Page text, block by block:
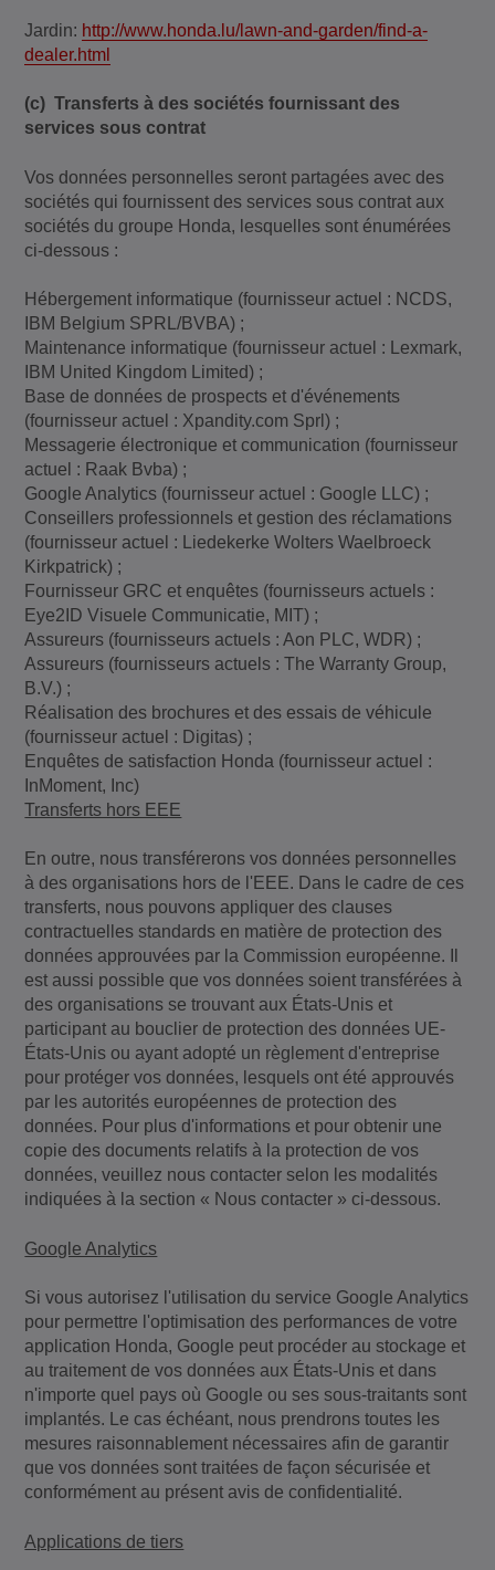
Jardin: http://www.honda.lu/lawn-and-garden/find-a-
dealer.html
(c) Transferts à des sociétés fournissant des
services sous contrat
Vos données personnelles seront partagées avec des
sociétés qui fournissent des services sous contrat aux
sociétés du groupe Honda, lesquelles sont énumérées
ci-dessous :
Hébergement informatique (fournisseur actuel : NCDS,
IBM Belgium SPRL/BVBA) ;
Maintenance informatique (fournisseur actuel : Lexmark,
IBM United Kingdom Limited) ;
Base de données de prospects et d'événements
(fournisseur actuel : Xpandity.com Sprl) ;
Messagerie électronique et communication (fournisseur
actuel : Raak Bvba) ;
Google Analytics (fournisseur actuel : Google LLC) ;
Conseillers professionnels et gestion des réclamations
(fournisseur actuel : Liedekerke Wolters Waelbroeck
Kirkpatrick) ;
Fournisseur GRC et enquêtes (fournisseurs actuels :
Eye2ID Visuele Communicatie, MIT) ;
Assureurs (fournisseurs actuels : Aon PLC, WDR) ;
Assureurs (fournisseurs actuels : The Warranty Group,
B.V.) ;
Réalisation des brochures et des essais de véhicule
(fournisseur actuel : Digitas) ;
Enquêtes de satisfaction Honda (fournisseur actuel :
InMoment, Inc)
Transferts hors EEE
En outre, nous transférerons vos données personnelles
à des organisations hors de l'EEE. Dans le cadre de ces
transferts, nous pouvons appliquer des clauses
contractuelles standards en matière de protection des
données approuvées par la Commission européenne. Il
est aussi possible que vos données soient transférées à
des organisations se trouvant aux États-Unis et
participant au bouclier de protection des données UE-
États-Unis ou ayant adopté un règlement d'entreprise
pour protéger vos données, lesquels ont été approuvés
par les autorités européennes de protection des
données. Pour plus d'informations et pour obtenir une
copie des documents relatifs à la protection de vos
données, veuillez nous contacter selon les modalités
indiquées à la section « Nous contacter » ci-dessous.
Google Analytics
Si vous autorisez l'utilisation du service Google Analytics
pour permettre l'optimisation des performances de votre
application Honda, Google peut procéder au stockage et
au traitement de vos données aux États-Unis et dans
n'importe quel pays où Google ou ses sous-traitants sont
implantés. Le cas échéant, nous prendrons toutes les
mesures raisonnablement nécessaires afin de garantir
que vos données sont traitées de façon sécurisée et
conformément au présent avis de confidentialité.
Applications de tiers